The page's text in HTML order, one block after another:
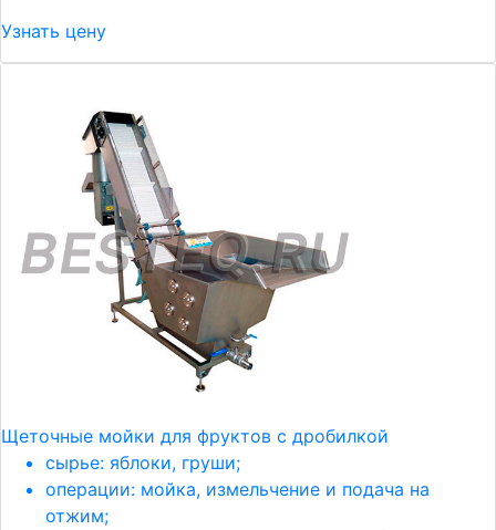
Узнать цену
Щеточные мойки для фруктов с дробилкой
сырье: яблоки, груши;
операции: мойка, измельчение и подача на
отжим;